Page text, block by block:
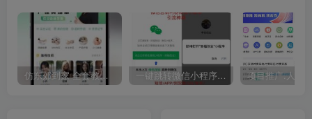
仿东郊到家 全套教程 适配公众号/小程序/APP 同城到家 同城推拿 技师入驻 一键跳转微信小程序/一键直接跳转到微信小程序/微信小程序引流推广/快手短信APP浏览器